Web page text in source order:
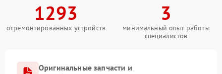
1293
отремонтированных устройств
3
минимальный опыт работы
специалистов
Оригинальные запчасти и